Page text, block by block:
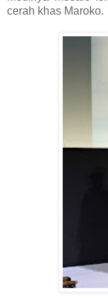
cerah khas Maroko.